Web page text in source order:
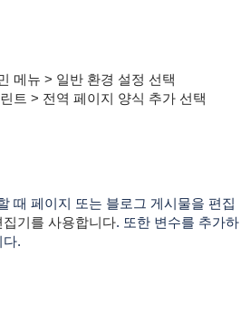
메뉴 > 일반 환경 설정 선택
트 > 전역 페이지 양식 추가 선택
때 페이지 또는 블로그 게시물을 편집
집기를 사용합니다. 또한 변수를 추가하
다.